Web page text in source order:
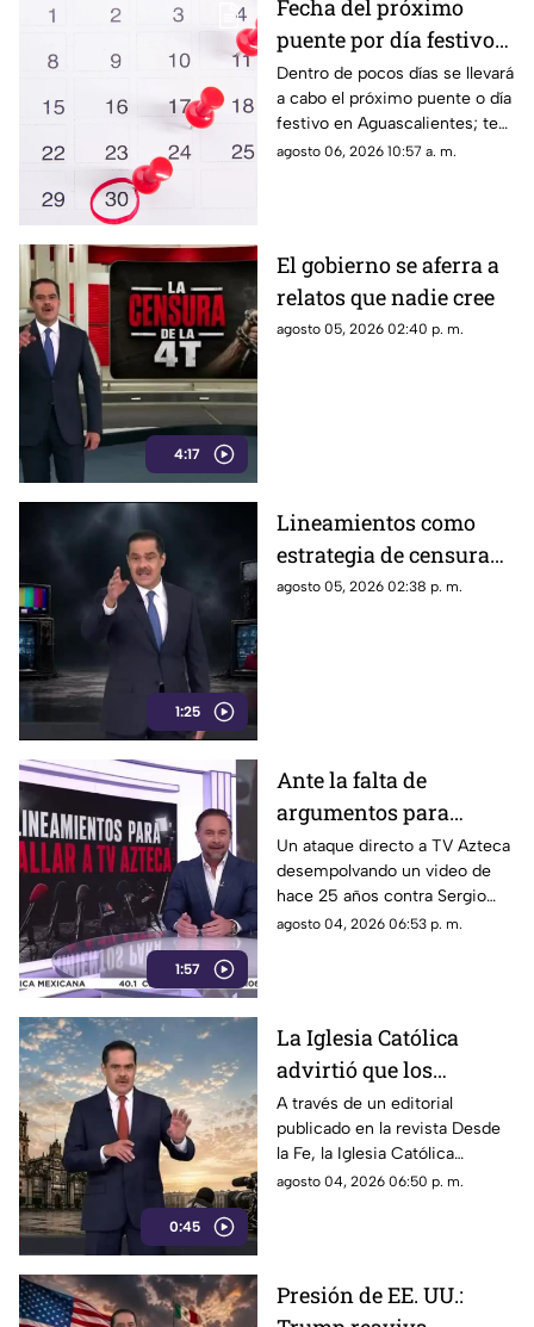
Fecha del próximo
puente por día festivo
2026 para trabajadores
y estudiantes en
Aguascalientes
Dentro de pocos días se llevará
a cabo el próximo puente o día
festivo en Aguascalientes; te
contamos la fecha oficial para
agosto 06, 2026 10:57 a. m.
4:17
El gobierno se aferra a
relatos que nadie cree
agosto 05, 2026 02:40 p. m.
1:25
Lineamientos como
estrategia de censura
contra los ciudadanos
agosto 05, 2026 02:38 p. m.
1:57
Ante la falta de
argumentos para
justificar lineamientos
diseñados para
censurar, el Gobierno
recurrió a la
Un ataque directo a TV Azteca
desempolvando un video de
hace 25 años contra Sergio
Sarmiento. No es una disputa
agosto 04, 2026 06:53 p. m.
0:45
La Iglesia Católica
advirtió que los
lineamientos para la
defensa de las
audiencias podrían
convertirse en un
A través de un editorial
publicado en la revista Desde
la Fe, la Iglesia Católica
advirtió que los lineamientos
agosto 04, 2026 06:50 p. m.
Presión de EE. UU.: